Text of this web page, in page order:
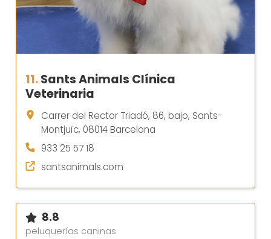
11.Sants Animals Clínica
Veterinaria
Carrer del Rector Triadó, 86, bajo, Sants-
Montjuïc, 08014 Barcelona
933 25 57 18
santsanimals.com
8.8
peluquerías caninas